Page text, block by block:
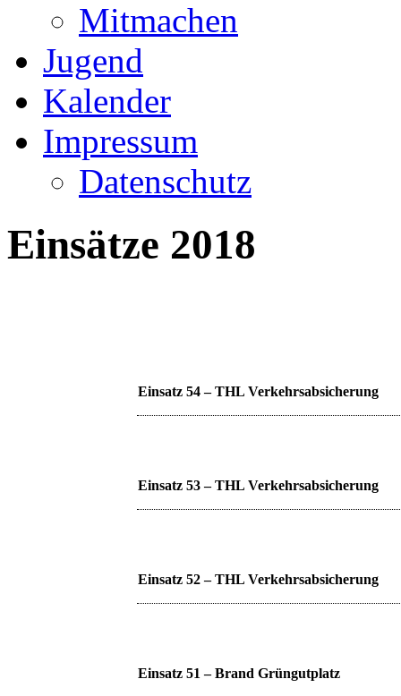
Mitmachen
Jugend
Kalender
Impressum
Datenschutz
Einsätze 2018
Einsatz 54 – THL Verkehrsabsicherung
Einsatz 53 – THL Verkehrsabsicherung
Einsatz 52 – THL Verkehrsabsicherung
Einsatz 51 – Brand Grüngutplatz